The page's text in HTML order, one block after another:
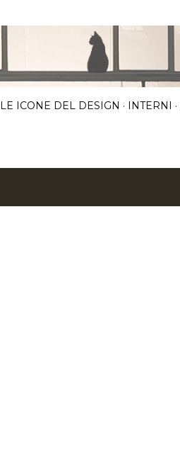
LE ICONE DEL DESIGN INTERNI